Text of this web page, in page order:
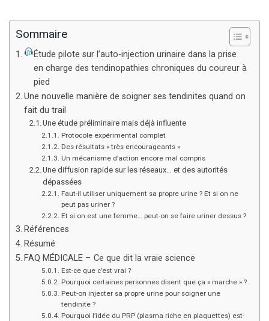
Sommaire
Étude pilote sur l’auto-injection urinaire dans la prise
en charge des tendinopathies chroniques du coureur à
pied
Une nouvelle manière de soigner ses tendinites quand on
fait du trail
Une étude préliminaire mais déjà influente
Protocole expérimental complet
Des résultats « très encourageants »
Un mécanisme d’action encore mal compris
Une diffusion rapide sur les réseaux… et des autorités
dépassées
Faut-il utiliser uniquement sa propre urine ? Et si on ne
peut pas uriner ?
Et si on est une femme… peut-on se faire uriner dessus ?
Références
Résumé
FAQ MÉDICALE – Ce que dit la vraie science
Est-ce que c’est vrai ?
Pourquoi certaines personnes disent que ça « marche » ?
Peut-on injecter sa propre urine pour soigner une
tendinite ?
Pourquoi l’idée du PRP (plasma riche en plaquettes) est-